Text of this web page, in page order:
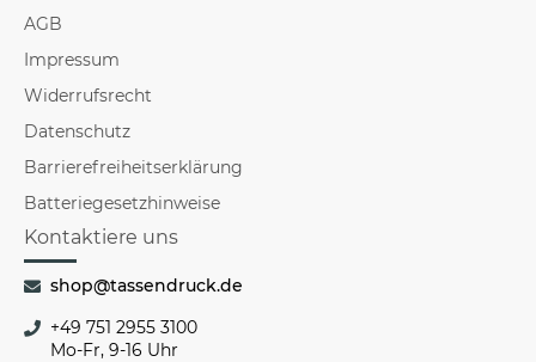
AGB
Impressum
Widerrufsrecht
Datenschutz
Barrierefreiheitserklärung
Batteriegesetzhinweise
Kontaktiere uns
shop@tassendruck.de
+49 751 2955 3100
Mo-Fr, 9-16 Uhr